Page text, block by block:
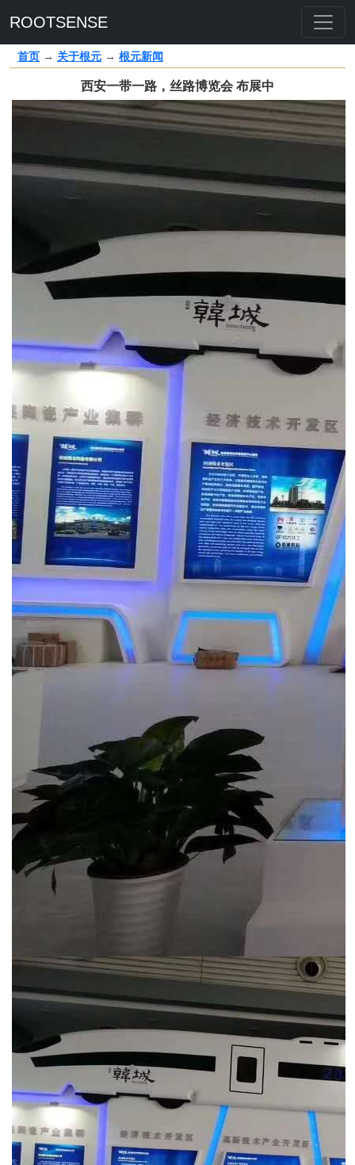
ROOTSENSE
首页 → 关于根元 → 根元新闻
西安一带一路，丝路博览会 布展中